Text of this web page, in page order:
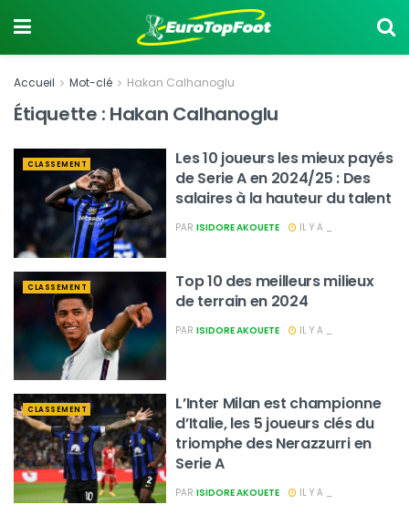
Accueil Mot-clé Hakan Calhanoglu
Étiquette : Hakan Calhanoglu
CLASSEMENT
Les 10 joueurs les mieux payés
de Serie A en 2024/25 : Des
salaires à la hauteur du talent
PAR ISIDORE AKOUETE IL Y A _
CLASSEMENT
Top 10 des meilleurs milieux
de terrain en 2024
PAR ISIDORE AKOUETE IL Y A _
CLASSEMENT
L’Inter Milan est championne
d’Italie, les 5 joueurs clés du
triomphe des Nerazzurri en
Serie A
PAR ISIDORE AKOUETE IL Y A _